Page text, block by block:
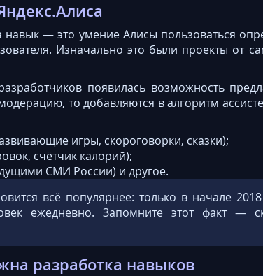
навык — это умение Алисы пользоваться
Изначально это были проекты от
появилась возможность
то добавляются в алгоритм
игры, скороговорки, сказки);
счётчик калорий);
СМИ России) и другое.
всё популярнее: только в начале
ежедневно. Запомните этот факт —
разработка навыков